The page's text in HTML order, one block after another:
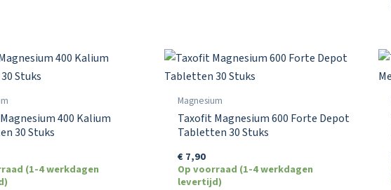
400 Kalium
30 Stuks
(1-4 werkdagen
Magnesium
Taxofit Magnesium 600 Forte Depot
Tabletten 30 Stuks
€7,90
Op voorraad (1-4 werkdagen
levertijd)